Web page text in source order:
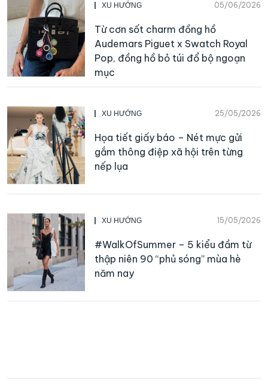
XU HƯỚNG 05/06/2026
Từ cơn sốt charm đồng hồ
Audemars Piguet x Swatch Royal
Pop, đồng hồ bỏ túi đổ bộ ngoạn
mục
XU HƯỚNG 25/05/2026
Họa tiết giấy báo – Nét mực gửi
gắm thông điệp xã hội trên từng
nếp lụa
XU HƯỚNG 15/05/2026
#WalkOfSummer – 5 kiểu đầm từ
thập niên 90 “phủ sóng” mùa hè
năm nay